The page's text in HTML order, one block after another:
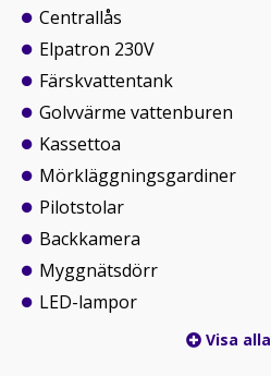
Centrallås
Elpatron 230V
Färskvattentank
Golvvärme vattenburen
Kassettoa
Mörkläggningsgardiner
Pilotstolar
Backkamera
Myggnätsdörr
LED-lampor
Visa alla